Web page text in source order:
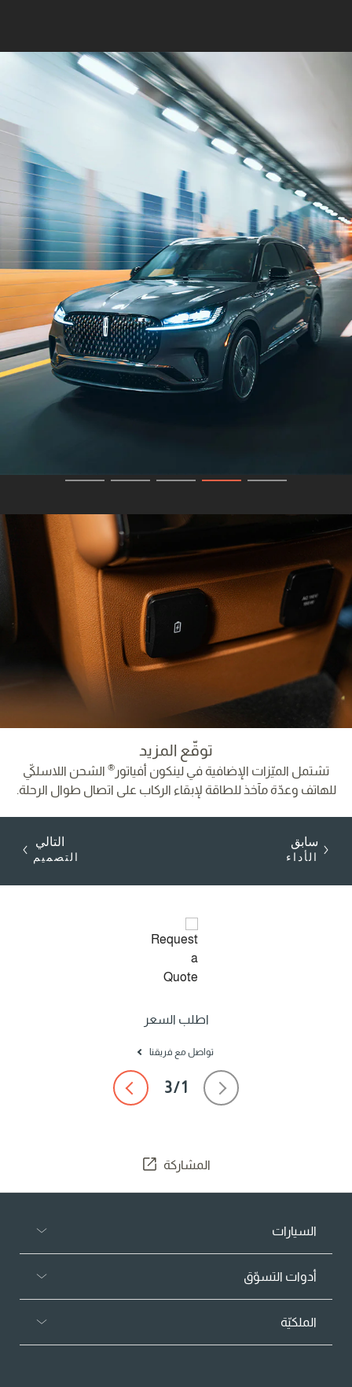
توقّع المزيد
تشتمل الميّزات الإضافية في لينكون أفياتور ® الشحن اللاسلكيّ
للهاتف وعدّة مآخذ للطاقة لإبقاء الركاب على اتصال طوال الرحلة.
سابق
الأداء
التالي
التصميم
اطلب السعر
تواصل مع فريقنا
المشاركة
السيارات
أدوات التسوّق
الملكيّة